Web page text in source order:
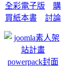
全彩電子版
購
買紙本書
討論